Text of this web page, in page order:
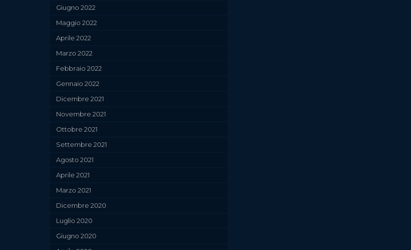
Giugno 2022
Maggio 2022
Aprile 2022
Marzo 2022
Febbraio 2022
Gennaio 2022
Dicembre 2021
Novembre 2021
Ottobre 2021
Settembre 2021
Agosto 2021
Aprile 2021
Marzo 2021
Dicembre 2020
Luglio 2020
Giugno 2020